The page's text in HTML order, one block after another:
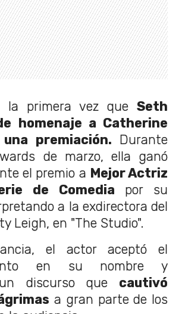
la primera vez que Seth
homenaje a Catherine
premiación. Durante
de marzo, ella ganó
el premio a Mejor Actriz
de Comedia por su
a la exdirectora del
Leigh, en "The Studio".
el actor aceptó el
en su nombre y
discurso que cautivó
a gran parte de los